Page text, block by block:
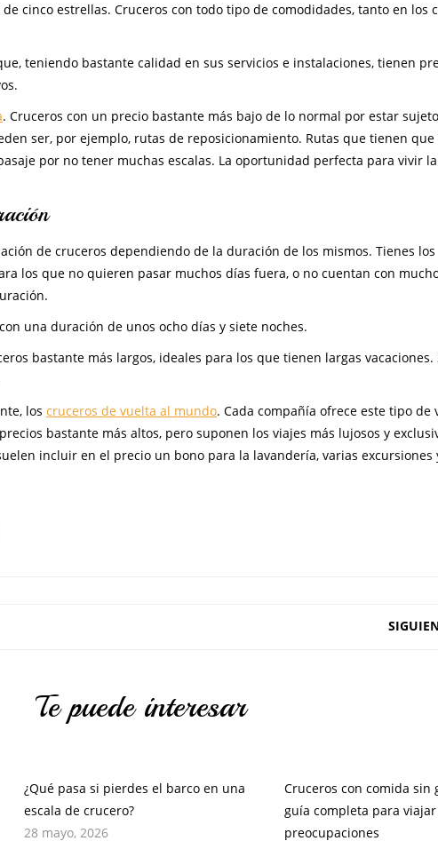
cinco estrellas. Cruceros con todo tipo de comodidades, tanto en los
teniendo bastante calidad en sus servicios e instalaciones, tienen
. Cruceros con un precio bastante más bajo de lo normal por estar
ser, por ejemplo, rutas de reposicionamiento. Rutas que tienen que
por no tener muchas escalas. La oportunidad perfecta para vivir
de cruceros dependiendo de la duración de los mismos. Tienes los
los que no quieren pasar muchos días fuera, o no cuentan con
una duración de unos ocho días y siete noches.
bastante más largos, ideales para los que tienen largas vacaciones.
los cruceros de vuelta al mundo. Cada compañía ofrece este tipo de
bastante más altos, pero suponen los viajes más lujosos y
incluir en el precio un bono para la lavandería, varias excursiones
Te puede interesar
¿Qué pasa si pierdes el barco en una
escala de crucero?
28 mayo, 2026
Cruceros con comida sin
guía completa para
preocupaciones